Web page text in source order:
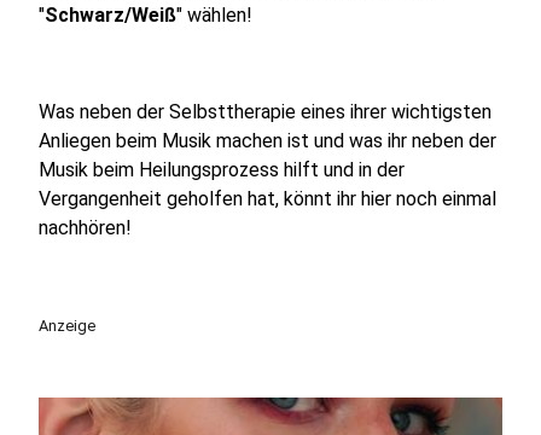
"Schwarz/Weiß" wählen!
Was neben der Selbsttherapie eines ihrer wichtigsten
Anliegen beim Musik machen ist und was ihr neben der
Musik beim Heilungsprozess hilft und in der
Vergangenheit geholfen hat, könnt ihr hier noch einmal
nachhören!
Anzeige